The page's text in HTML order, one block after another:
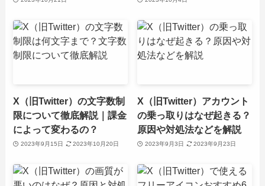
X（旧Twitter）の文字数制
限について徹底解説｜課金
によって変わるの？
2023年9月15日 2023年10月20日
X（旧Twitter）アカウント
の乗っ取りはなぜ起きる？
原因や対処法などを解説
2023年9月3日 2023年9月23日